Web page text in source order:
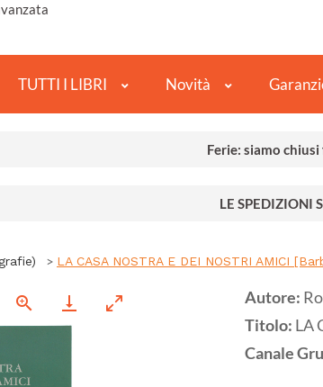
TUTTI I LIBRI Novità
Ferie: siamo
LE SPEDIZIONI
LA CASA NOSTRA E DEI NOSTRI AMICI
Autore:
Titolo: LA
Canale